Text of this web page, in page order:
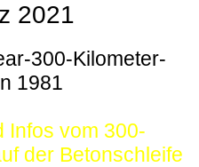
2021
300-Kilometer-
1981
Infos vom 300-
der Betonschleife